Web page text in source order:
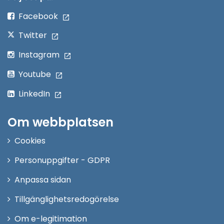
Facebook
Twitter
Instagram
Youtube
LinkedIn
Om webbplatsen
Cookies
Personuppgifter - GDPR
Anpassa sidan
Tillgänglighetsredogörelse
Om e-legitimation